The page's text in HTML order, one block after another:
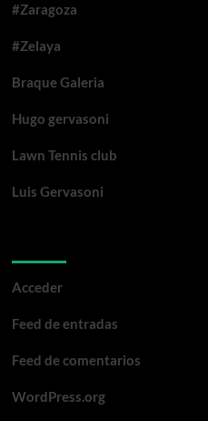
#Zaragoza
#Zelaya
Braque Galeria
Hugo gervasoni
Lawn Tennis club
Luis Gervasoni
Acceder
Feed de entradas
Feed de comentarios
WordPress.org